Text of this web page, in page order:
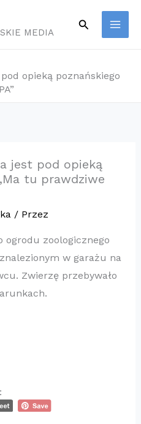
MEDIA
Szukaj
opieką poznańskiego
jest pod opieką
tu prawdziwe
/ Przez
ogrodu zoologicznego
w garażu na
Zwierzę przebywało